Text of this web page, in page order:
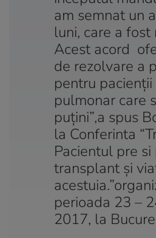
am semnat un
luni, care a fost
Acest acord
de rezolvare a
pentru
pulmonar care
puţini”,a spus
la Conferinta
Pacientul pre
transplant și
perioada 23 –
2017, la